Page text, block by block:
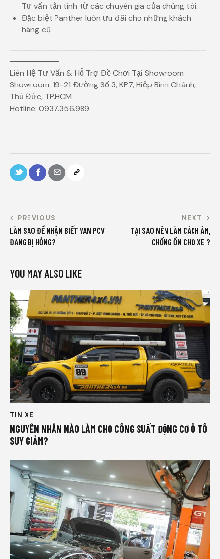
Tư vấn tận tình từ các chuyên gia của chúng tôi.
Đặc biệt Panther luôn ưu đãi cho những khách
hàng cũ
────────────────────────────────────
─────────
Liên Hệ Tư Vấn & Hỗ Trợ Đồ Chơi Tại Showroom
Showroom: 19-21 Đường Số 3, KP7, Hiệp Bình Chánh,
Thủ Đức, TP.HCM
Hotline: 0937.356.989
PREVIOUS
LÀM SAO ĐỂ NHẬN BIẾT VAN PCV
ĐANG BỊ HỎNG?
NEXT
TẠI SAO NÊN LÀM CÁCH ÂM,
CHỐNG ỒN CHO XE ?
YOU MAY ALSO LIKE
TIN XE
NGUYÊN NHÂN NÀO LÀM CHO CÔNG SUẤT ĐỘNG CƠ Ô TÔ
SUY GIẢM?